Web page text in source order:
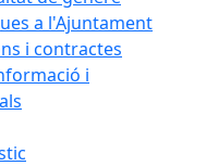
a l'Ajuntament
i contractes
i